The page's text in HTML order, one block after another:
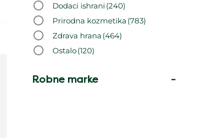
Dodaci ishrani (240)
Prirodna kozmetika (783)
Zdrava hrana (464)
Ostalo(120)
Robne marke -